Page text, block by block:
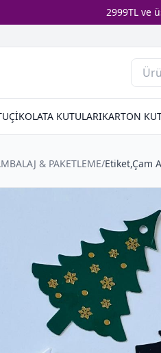
2999TL ve
ÇİKOLATA KUTULARIKARTON
& PAKETLEME/Etiket,Çam